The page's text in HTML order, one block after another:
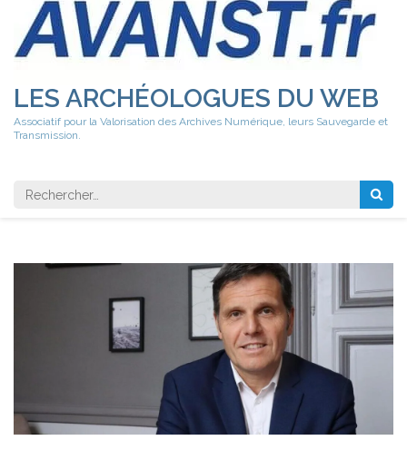
LES ARCHÉOLOGUES DU WEB
Associatif pour la Valorisation des Archives Numérique, leurs Sauvegarde et
Transmission.
Rechercher